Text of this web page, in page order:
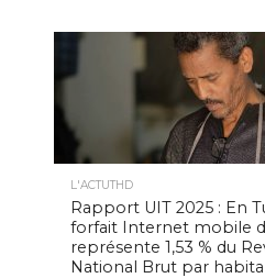
L'ACTUTHD
Rapport UIT 2025 : En
forfait Internet mobile
représente 1,53 % du
National Brut par